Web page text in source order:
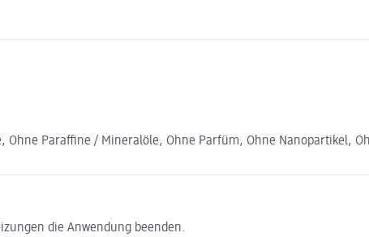
Ohne Paraffine / Mineralöle, Ohne Parfüm, Ohne Nanopartikel,
die Anwendung beenden.